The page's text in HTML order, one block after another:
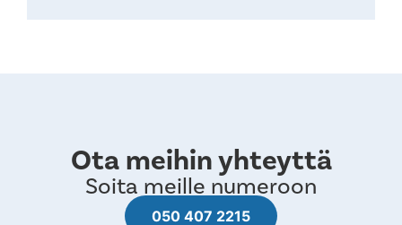
Ota meihin yhteyttä
Soita meille numeroon
050 407 2215